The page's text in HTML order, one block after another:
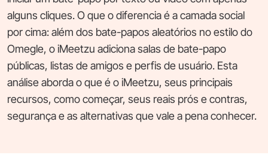
alguns cliques. O que o diferencia é a camada social
por cima: além dos bate-papos aleatórios no estilo do
Omegle, o iMeetzu adiciona salas de bate-papo
públicas, listas de amigos e perfis de usuário. Esta
análise aborda o que é o iMeetzu, seus principais
recursos, como começar, seus reais prós e contras,
segurança e as alternativas que vale a pena conhecer.